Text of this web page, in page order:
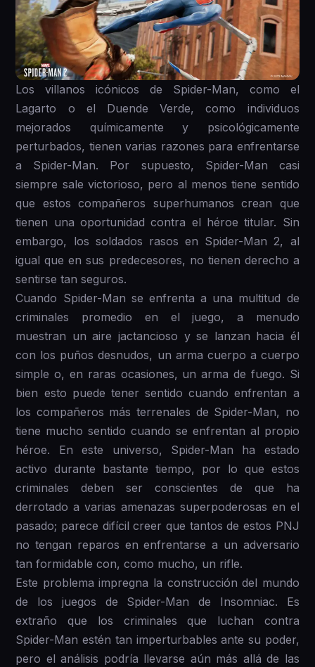
Los villanos icónicos de Spider-Man, como el
Lagarto o el Duende Verde, como individuos
mejorados químicamente y psicológicamente
perturbados, tienen varias razones para enfrentarse
a Spider-Man. Por supuesto, Spider-Man casi
siempre sale victorioso, pero al menos tiene sentido
que estos compañeros superhumanos crean que
tienen una oportunidad contra el héroe titular. Sin
embargo, los soldados rasos en Spider-Man 2, al
igual que en sus predecesores, no tienen derecho a
sentirse tan seguros.
Cuando Spider-Man se enfrenta a una multitud de
criminales promedio en el juego, a menudo
muestran un aire jactancioso y se lanzan hacia él
con los puños desnudos, un arma cuerpo a cuerpo
simple o, en raras ocasiones, un arma de fuego. Si
bien esto puede tener sentido cuando enfrentan a
los compañeros más terrenales de Spider-Man, no
tiene mucho sentido cuando se enfrentan al propio
héroe. En este universo, Spider-Man ha estado
activo durante bastante tiempo, por lo que estos
criminales deben ser conscientes de que ha
derrotado a varias amenazas superpoderosas en el
pasado; parece difícil creer que tantos de estos PNJ
no tengan reparos en enfrentarse a un adversario
tan formidable con, como mucho, un rifle.
Este problema impregna la construcción del mundo
de los juegos de Spider-Man de Insomniac. Es
extraño que los criminales que luchan contra
Spider-Man estén tan imperturbables ante su poder,
pero el análisis podría llevarse aún más allá de las